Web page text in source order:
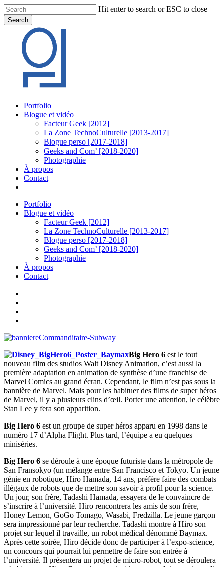
Skip
to
main
content
Hit enter to search or ESC to close
Search
Search
Menu
Portfolio
Blogue et vidéo
Facteur Geek [2012]
La Zone TechnoCulturelle [2013-2017]
Blogue perso [2017-2018]
Geeks and Com’ [2018-2020]
Photographie
À propos
Contact
Portfolio
Blogue et vidéo
Facteur Geek [2012]
La Zone TechnoCulturelle [2013-2017]
Blogue perso [2017-2018]
Geeks and Com’ [2018-2020]
Photographie
À propos
Contact
Big Hero 6 est le tout
nouveau film des studios Walt Disney Animation, c’est aussi la
première adaptation en animation de synthèse d’une franchise de
Marvel Comics au grand écran. Cependant, le film n’est pas sous la
bannière de Marvel. Mais pour les habituer des films de super héros
de Marvel, il y a plusieurs clins d’œil. Porter une attention, le célèbre
Stan Lee y fera son apparition.
Big Hero 6 est un groupe de super héros apparu en 1998 dans le
numéro 17 d’Alpha Flight. Plus tard, l’équipe a eu quelques
miniséries.
Big Hero 6 se déroule à une époque futuriste dans la métropole de
San Fransokyo (un mélange entre San Francisco et Tokyo. Un jeune
génie en robotique, Hiro Hamada, 14 ans, préfère faire des combats
illégaux de robots que de mettre son savoir à profil pour la science.
Un jour, son frère, Tadashi Hamada, essayera de le convaincre de
s’inscrire à l’université. Hiro rencontrera les amis de son frère,
Honey Lemon, GoGo Tomago, Wasabi, Fredzilla. Le jeune garçon
sera impressionné par leur recherche. Tadashi montre à Hiro son
projet sur lequel il travaille, un robot médical dénommé Baymax.
Après cette soirée, Hiro décide donc de participer à l’expo-science,
un concours qui pourrait lui permettre de faire son entrée à
l’université. Il présentera un projet de micro-robot, tout se déroulera